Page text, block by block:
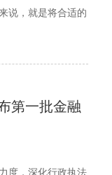
说，就是将合适的
第一批金融
度，深化行政执法